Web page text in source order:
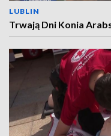
LUBLIN
Trwają Dni Konia